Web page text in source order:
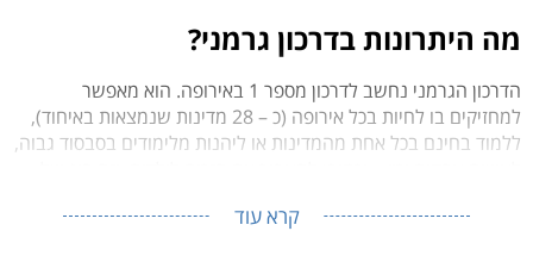
מה היתרונות בדרכון גרמני?
הדרכון הגרמני נחשב לדרכון מספר 1 באירופה. הוא מאפשר
למחזיקים בו לחיות בכל אירופה (כ – 28 מדינות שנמצאות באיחוד),
ללמוד בחינם בכל אחת מהמדינות או ליהנות מלימודים בסבסוד גבוה,
קרא עוד